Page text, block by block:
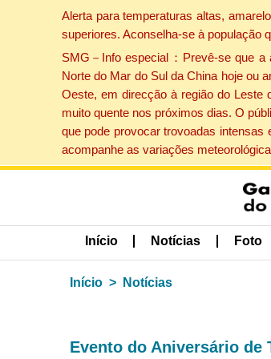
Alerta para temperaturas altas,
superiores. Aconselha-se à população
SMG－Info especial：Prevê-se que
Norte do Mar do Sul da China hoje ou
Oeste, em direcção à região do Leste
muito quente nos próximos dias. O
que pode provocar trovoadas intensas
acompanhe as variações
Início Notícias Foto
Início Notícias
Evento do Aniversário de